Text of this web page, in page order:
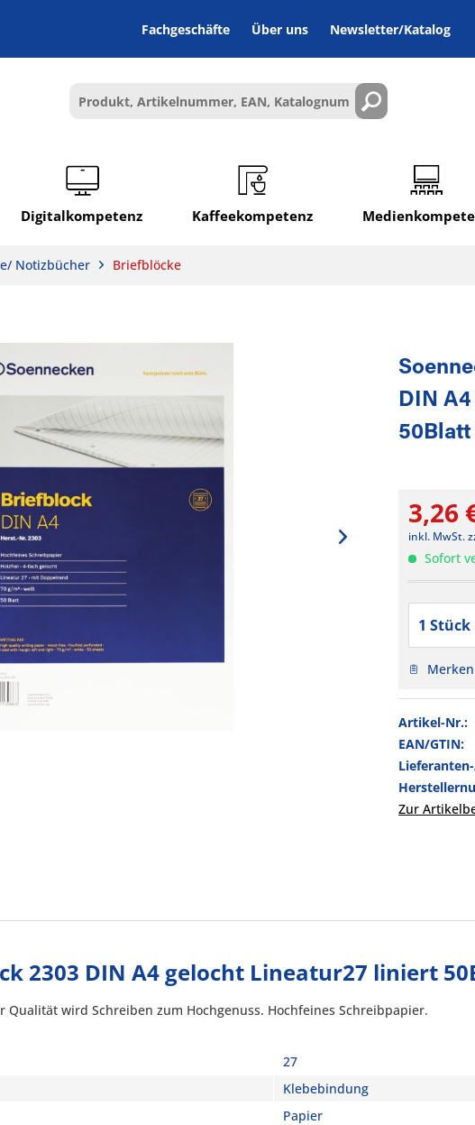
Fachgeschäfte Über uns Newsletter/Katalog
Digitalkompetenz Kaffeekompetenz
Notizbücher Briefblöcke
DIN
50Blatt
3,26
inkl. MwSt.
Sofort
Merken
Artikel-Nr.:
EAN/GTIN:
Zur
2303 DIN A4 gelocht Lineatur27 liniert
wird Schreiben zum Hochgenuss. Hochfeines Schreibpapier.
27
Klebebindung
Papier